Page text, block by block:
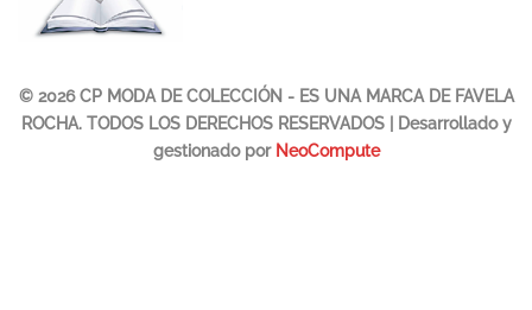
© 2026 CP MODA DE COLECCIÓN - ES UNA MARCA DE FAVELA
ROCHA. TODOS LOS DERECHOS RESERVADOS | Desarrollado y
gestionado por NeoCompute